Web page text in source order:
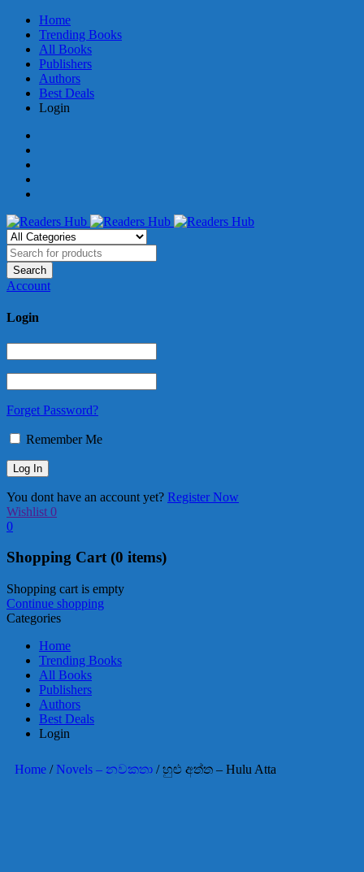
Home
Trending Books
All Books
Publishers
Authors
Best Deals
Login
Account
Login
Forget Password?
Remember Me
You dont have an account yet? Register Now
Wishlist 0
0
Shopping Cart(0 items)
Shopping cart is empty
Continue shopping
Categories
Home
Trending Books
All Books
Publishers
Authors
Best Deals
Login
Home /Novels – නවකතා / හුළු අත්ත – Hulu Atta